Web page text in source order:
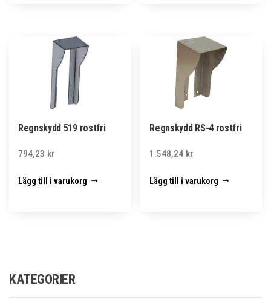
Regnskydd 519 rostfri
794,23 kr
Lägg till i varukorg
Regnskydd RS-4 rostfri
1.548,24 kr
Lägg till i varukorg
KATEGORIER